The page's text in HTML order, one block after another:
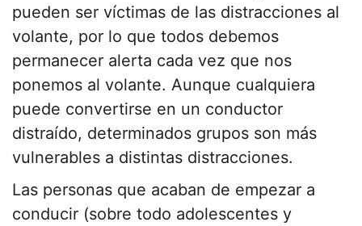
pueden ser víctimas de las distracciones al
volante, por lo que todos debemos
permanecer alerta cada vez que nos
ponemos al volante. Aunque cualquiera
puede convertirse en un conductor
distraído, determinados grupos son más
vulnerables a distintas distracciones.
Las personas que acaban de empezar a
conducir (sobre todo adolescentes y